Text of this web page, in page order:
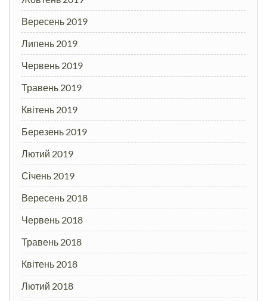
Вересень 2019
Липень 2019
Червень 2019
Травень 2019
Квітень 2019
Березень 2019
Лютий 2019
Січень 2019
Вересень 2018
Червень 2018
Травень 2018
Квітень 2018
Лютий 2018